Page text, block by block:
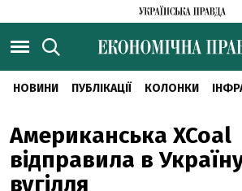
НОВИНИ ПУБЛІКАЦІЇ КОЛОНКИ
Американська XCoal
відправила в
вугілля